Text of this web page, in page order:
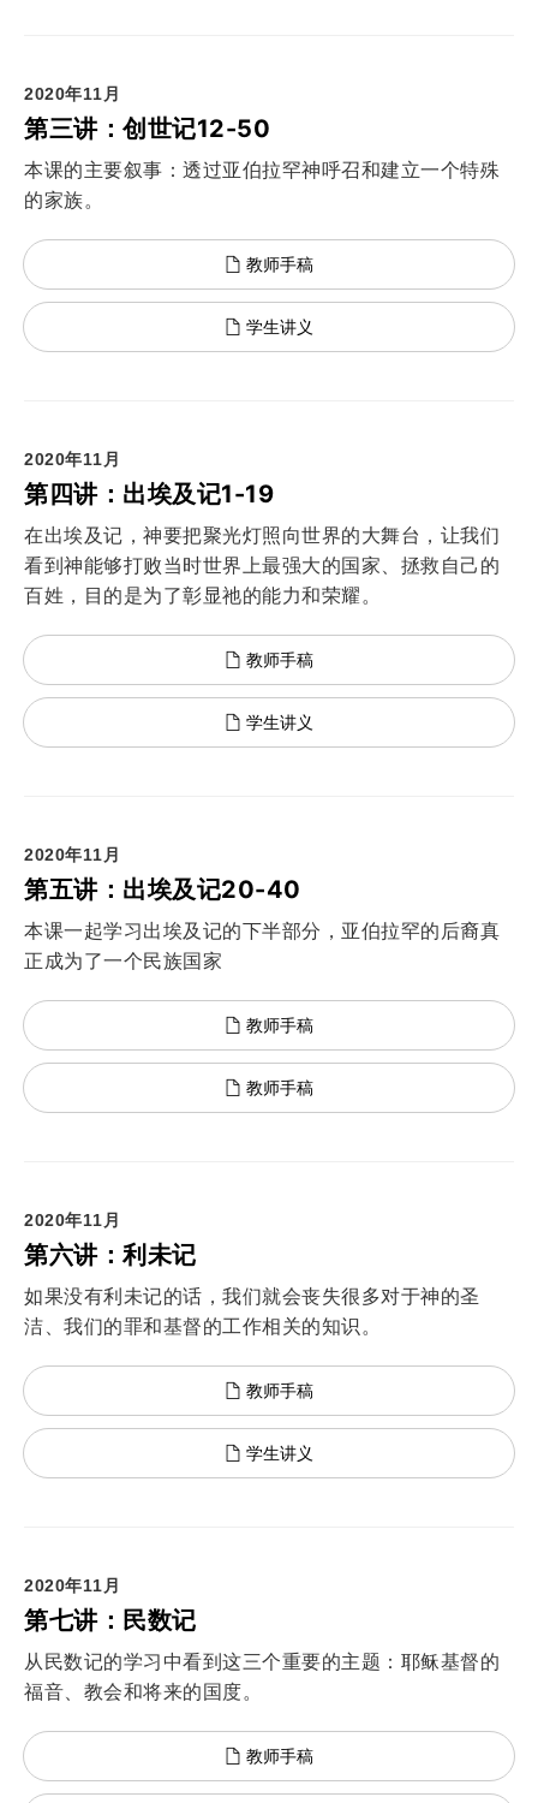
2020年11月
第三讲：创世记12-50
本课的主要叙事：透过亚伯拉罕神呼召和建立一个特殊
的家族。
教师手稿
学生讲义
2020年11月
第四讲：出埃及记1-19
在出埃及记，神要把聚光灯照向世界的大舞台，让我们
看到神能够打败当时世界上最强大的国家、拯救自己的
百姓，目的是为了彰显祂的能力和荣耀。
教师手稿
学生讲义
2020年11月
第五讲：出埃及记20-40
本课一起学习出埃及记的下半部分，亚伯拉罕的后裔真
正成为了一个民族国家
教师手稿
教师手稿
2020年11月
第六讲：利未记
如果没有利未记的话，我们就会丧失很多对于神的圣
洁、我们的罪和基督的工作相关的知识。
教师手稿
学生讲义
2020年11月
第七讲：民数记
从民数记的学习中看到这三个重要的主题：耶稣基督的
福音、教会和将来的国度。
教师手稿